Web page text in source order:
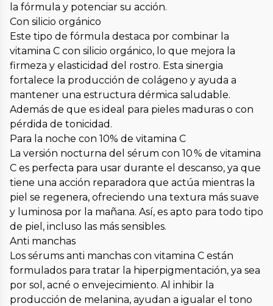
la fórmula y potenciar su acción.
Con silicio orgánico
Este tipo de fórmula destaca por combinar la
vitamina C con silicio orgánico, lo que mejora la
firmeza y elasticidad del rostro. Esta sinergia
fortalece la producción de colágeno y ayuda a
mantener una estructura dérmica saludable.
Además de que es ideal para pieles maduras o con
pérdida de tonicidad.
Para la noche con 10% de vitamina C
La versión nocturna del sérum con 10 % de vitamina
C es perfecta para usar durante el descanso, ya que
tiene una acción reparadora que actúa mientras la
piel se regenera, ofreciendo una textura más suave
y luminosa por la mañana. Así, es apto para todo tipo
de piel, incluso las más sensibles.
Anti manchas
Los sérums anti manchas con vitamina C están
formulados para tratar la hiperpigmentación, ya sea
por sol, acné o envejecimiento. Al inhibir la
producción de melanina, ayudan a igualar el tono